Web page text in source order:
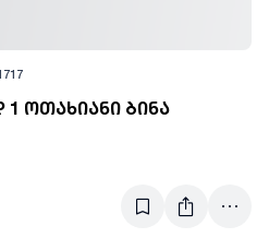
ოთახიანი ბინა